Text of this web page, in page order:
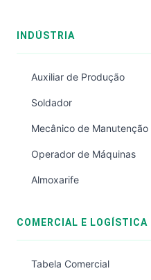
INDÚSTRIA
Auxiliar de Produção
Soldador
Mecânico de Manutenção
Operador de Máquinas
Almoxarife
COMERCIAL E LOGÍSTICA
Tabela Comercial